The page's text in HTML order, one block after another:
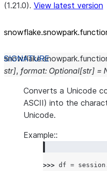
(1.21.0). View latest version
str], format: Optional[str] =
Converts a Unicode
ASCII) into the
Unicode.
Example::
>>> df = session